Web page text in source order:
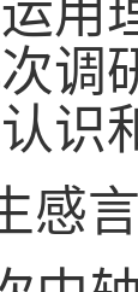
用
调
识
感言